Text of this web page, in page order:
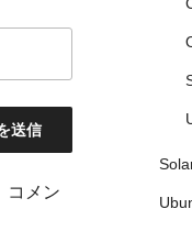
コメン